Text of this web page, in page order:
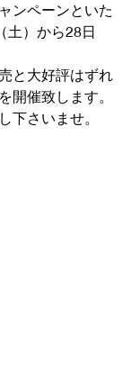
ンペーンといた
土）から28日
と大好評はずれ
開催致します。
下さいませ。